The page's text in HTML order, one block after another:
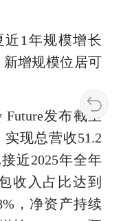
近1年规模增长
新增规模位居可
Future发布截至
现总营收51.2
近2025年全年
收入占比达到
，净资产持续